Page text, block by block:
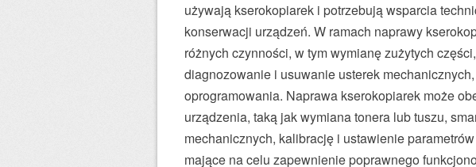
używają kserokopiarek i potrzebują wsparcia
konserwacji urządzeń. W ramach naprawy
różnych czynności, w tym wymianę zużytych
diagnozowanie i usuwanie usterek
oprogramowania. Naprawa kserokopiarek może
urządzenia, taką jak wymiana tonera lub tuszu,
mechanicznych, kalibrację i ustawienie
mające na celu zapewnienie poprawnego